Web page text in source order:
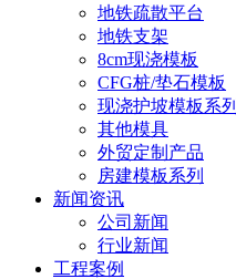
地铁疏散平台
地铁支架
8cm现浇模板
CFG桩/垫石模板
现浇护坡模板系列
其他模具
外贸定制产品
房建模板系列
新闻资讯
公司新闻
行业新闻
工程案例